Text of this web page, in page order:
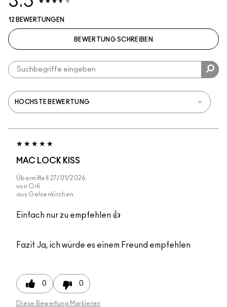
12 BEWERTUNGEN
BEWERTUNG SCHREIBEN
MAC LOCK KISS
Übermittelt 27/01/2026
von Orti
aus Gelsenkirchen
Einfach nur zu empfehlen 👍
Fazit Ja, ich würde es einem Freund empfehlen
0 0
Diese Bewertung Markieren